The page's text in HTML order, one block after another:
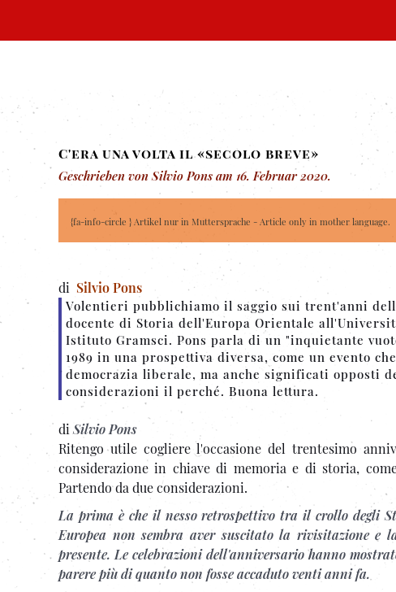
C'era una volta il «secolo breve»
Geschrieben von Silvio Pons am 16. Februar 2020.
{fa-info-circle } Artikel nur in Muttersprache - Article only in mother language.
di Silvio Pons
Volentieri pubblichiamo il saggio sui trent'anni
docente di Storia dell'Europa Orientale
Istituto Gramsci. Pons parla di un "inquietante
1989 in una prospettiva diversa, come un evento
democrazia liberale, ma anche significati opposti
considerazioni il perché. Buona lettura.
di Silvio Pons
Ritengo utile cogliere l'occasione del trentesimo
considerazione in chiave di memoria e di storia,
Partendo da due considerazioni.
La prima è che il nesso retrospettivo tra il crollo degli
Europea non sembra aver suscitato la rivisitazione e
presente. Le celebrazioni dell'anniversario hanno
parere più di quanto non fosse accaduto venti anni fa.